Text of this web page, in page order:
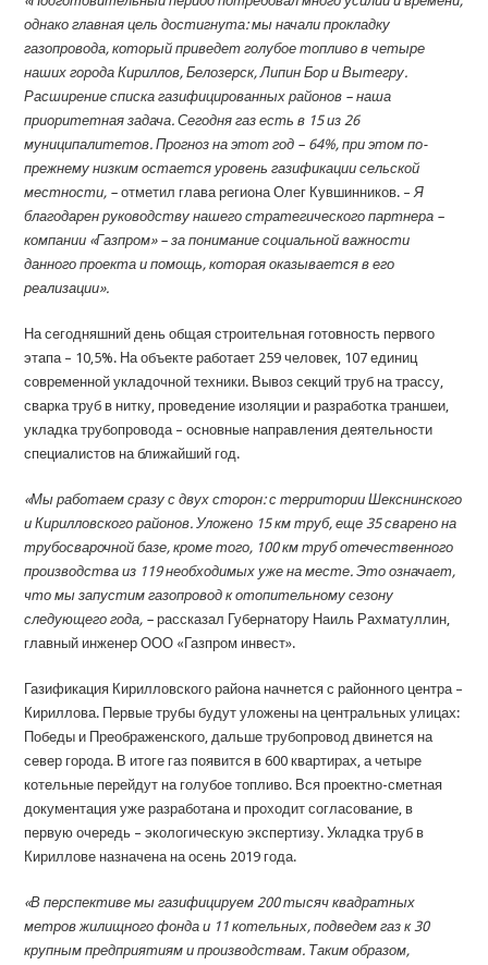
однако главная цель достигнута: мы начали прокладку
газопровода, который приведет голубое топливо в четыре
наших города Кириллов, Белозерск, Липин Бор и Вытегру.
Расширение списка газифицированных районов – наша
приоритетная задача. Сегодня газ есть в 15 из 26
муниципалитетов. Прогноз на этот год – 64%, при этом по-
прежнему низким остается уровень газификации сельской
местности, –отметил глава региона Олег Кувшинников. –Я
благодарен руководству нашего стратегического партнера –
компании «Газпром» – за понимание социальной важности
данного проекта и помощь, которая оказывается в его
реализации».
На сегодняшний день общая строительная готовность первого
этапа – 10,5%. На объекте работает 259 человек, 107 единиц
современной укладочной техники. Вывоз секций труб на трассу,
сварка труб в нитку, проведение изоляции и разработка траншеи,
укладка трубопровода – основные направления деятельности
специалистов на ближайший год.
«Мы работаем сразу с двух сторон: с территории Шекснинского
и Кирилловского районов. Уложено 15 км труб, еще 35 сварено на
трубосварочной базе, кроме того, 100 км труб отечественного
производства из 119 необходимых уже на месте. Это означает,
что мы запустим газопровод к отопительному сезону
следующего года, –рассказал Губернатору Наиль Рахматуллин,
главный инженер ООО «Газпром инвест».
Газификация Кирилловского района начнется с районного центра –
Кириллова. Первые трубы будут уложены на центральных улицах:
Победы и Преображенского, дальше трубопровод двинется на
север города. В итоге газ появится в 600 квартирах, а четыре
котельные перейдут на голубое топливо. Вся проектно-сметная
документация уже разработана и проходит согласование, в
первую очередь – экологическую экспертизу. Укладка труб в
Кириллове назначена на осень 2019 года.
«В перспективе мы газифицируем 200 тысяч квадратных
метров жилищного фонда и 11 котельных, подведем газ к 30
крупным предприятиям и производствам. Таким образом,